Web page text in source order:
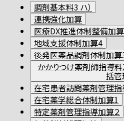
調剤基本料3 ハ）
連携強化加算
医療DX推進体制整備加
地域支援体制加算4
後発医薬品調剤体制加算
かかりつけ薬剤師指導
括
在宅患者訪問薬剤管理指
在宅薬学総合体制加算1
特定薬剤管理指導加算２